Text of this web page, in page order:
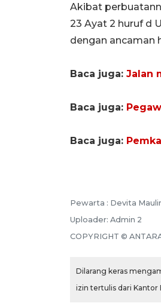
Akibat
23 Ayat 2 huruf d
dengan ancaman
Baca juga: Jalan
Baca juga:
Baca juga:
Pewarta : Devita
Uploader: Admin 2
COPYRIGHT ©
Dilarang keras
izin tertulis dari Kantor